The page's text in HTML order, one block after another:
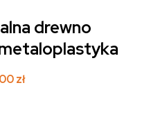
drewno
zł